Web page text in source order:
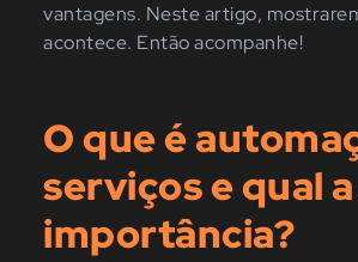
vantagens. Neste artigo,
acontece. Então acompanhe!
O que é
serviços e qual
importância?